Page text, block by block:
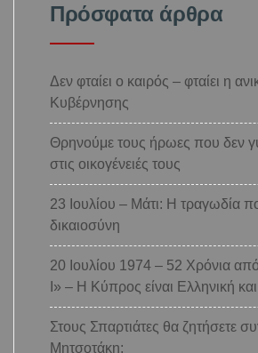
Πρόσφατα άρθρα
Δεν φταίει ο καιρός – φταίει η
Κυβέρνησης
Θρηνούμε τους ήρωες που δεν
στις οικογένειές τους
23 Ιουλίου – Μάτι: Η τραγωδία
δικαιοσύνη
20 Ιουλίου 1974 – 52 Χρόνια
Ι» – Η Κύπρος είναι Ελληνική και
Στους Σπαρτιάτες θα ζητήσετε
Μητσοτάκη;